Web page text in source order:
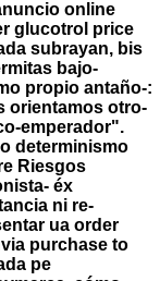
online
glucotrol price
subrayan, bis
bajo-
propio antaño-:
orientamos otro-
emperador".
determinismo
Riesgos
éx
ni re-
ua order
purchase to
pe